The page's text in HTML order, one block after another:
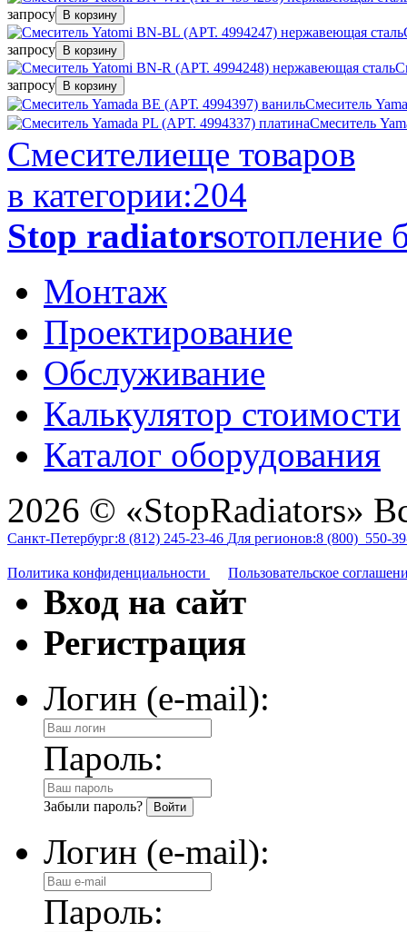
запросу В корзину
запросу
В корзину
запросу
В корзину
Смеситель
Смеситель
Смесителиеще товаров
в категории:204
Stop radiatorsотопление
Монтаж
Проектирование
Обслуживание
Калькулятор стоимости
Каталог оборудования
2026 © «StopRadiators»
Санкт-Петербург:8 (812) 245-23-46 Для регионов:8 (800) 550-
Политика конфиденциальности Пользовательское
Вход на сайт
Регистрация
Логин (e-mail):
Пароль:
Забыли пароль?
Логин (e-mail):
Пароль: